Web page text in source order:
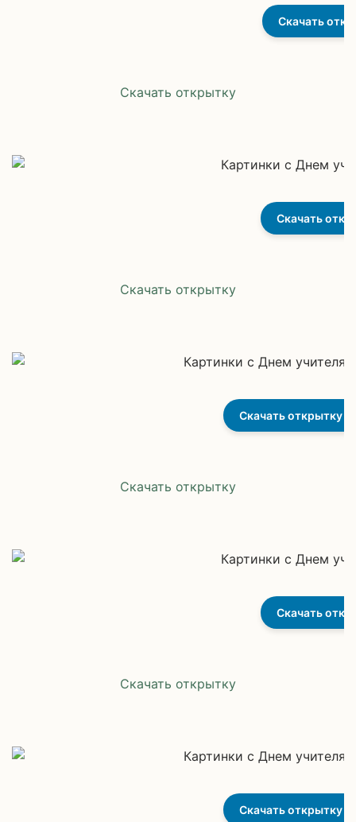
Скачать
Скачать открытку
Скачать
Скачать открытку
Скачать открытку
Скачать открытку
Скачать
Скачать открытку
Скачать открытку